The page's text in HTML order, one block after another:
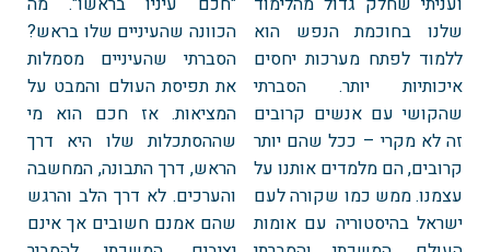
שלנו בחוכמת הנפש הוא
ללמוד לפתח מערכות יחסים
איכותיות יותר. הסברתי
שהקושי עם אנשים קרובים
זה לא מקרי – ככל שהם יותר
קרובים, הם מלמדים אותנו על
עצמנו. ממש כמו שקורה לעם
ישראל בהיסטוריה עם אומות
הכוונה שהעיניים שלו בראש?
הסברתי שהעיניים מסמלות
את תפיסת העולם והמבט על
המציאות. אז חכם הוא מי
שההסתכלות שלו היא דרך
הראש, דרך התבונה, המחשבה
והערכים. לא דרך הלב והרגש
שהם אמנם חשובים אך אינם